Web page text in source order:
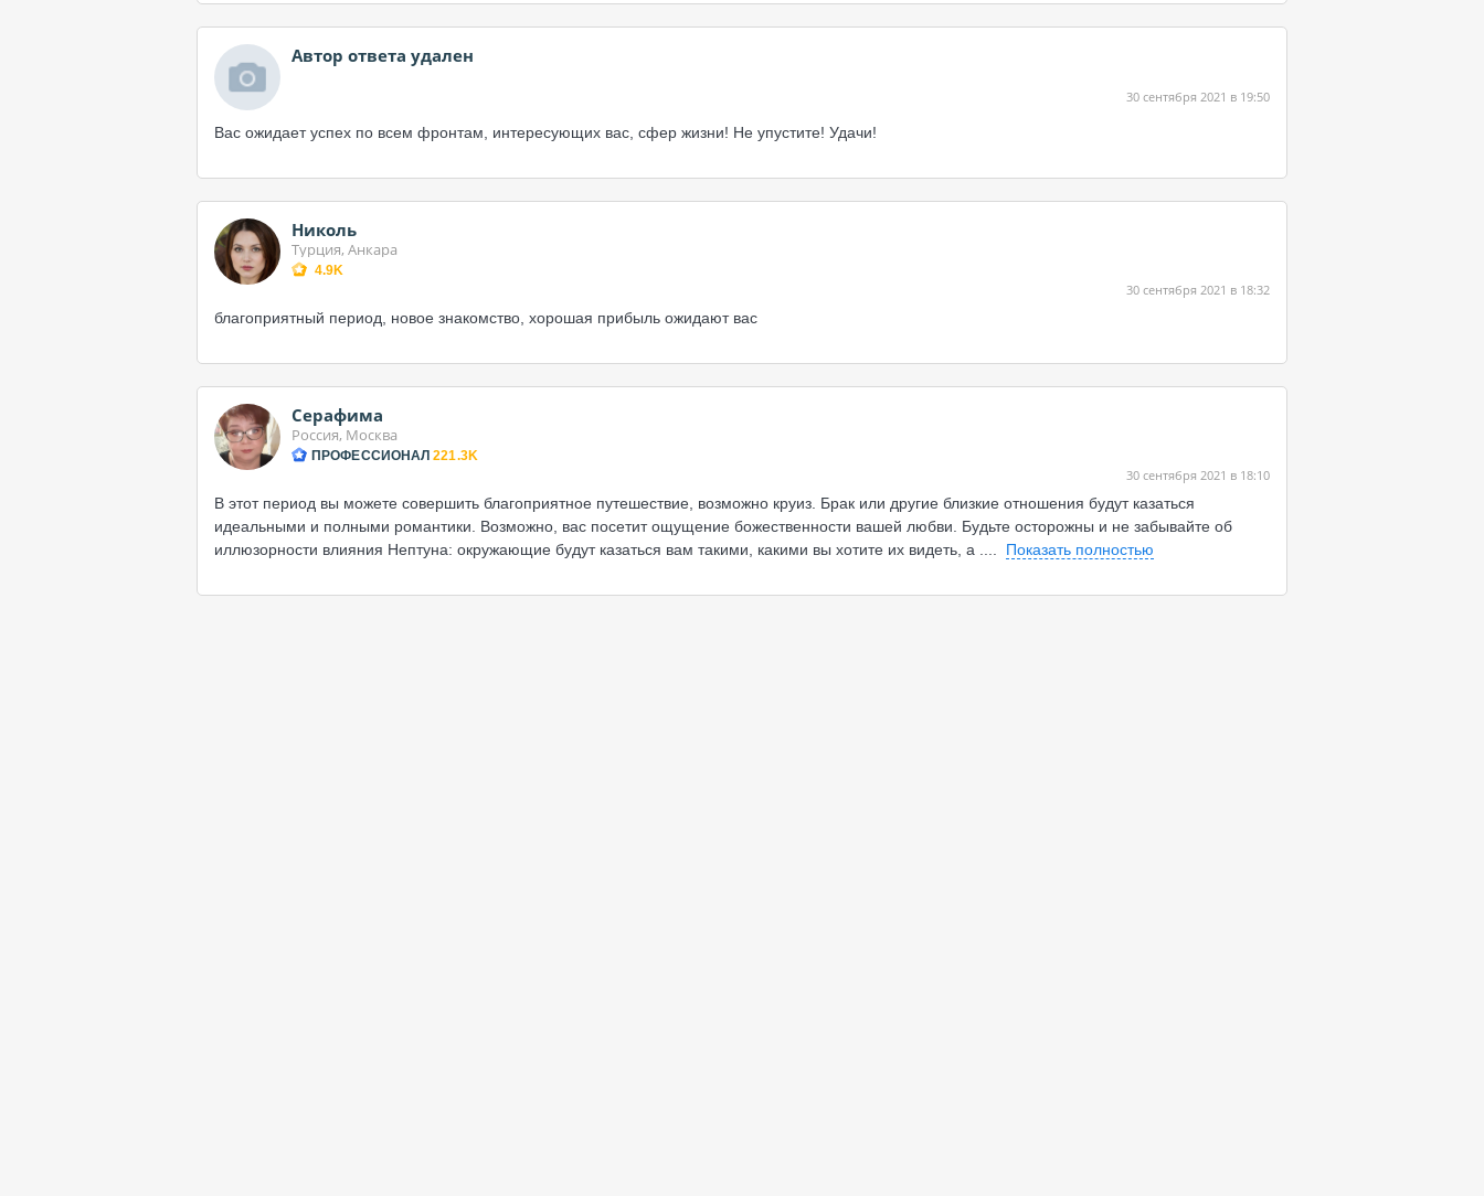
Автор ответа удален
30 сентября 2021 в 19:50
Вас ожидает успех по всем фронтам, интересующих вас, сфер жизни! Не упустите! Удачи!
Николь
Турция, Анкара
4.9K
30 сентября 2021 в 18:32
благоприятный период, новое знакомство, хорошая прибыль ожидают вас
Серафима
Россия, Москва
ПРОФЕССИОНАЛ 221.3K
30 сентября 2021 в 18:10
В этот период вы можете совершить благоприятное путешествие, возможно круиз. Брак или другие близкие отношения будут казаться
идеальными и полными романтики. Возможно, вас посетит ощущение божественности вашей любви. Будьте осторожны и не забывайте об
иллюзорности влияния Нептуна: окружающие будут казаться вам такими, какими вы хотите их видеть, а
Показать полностью